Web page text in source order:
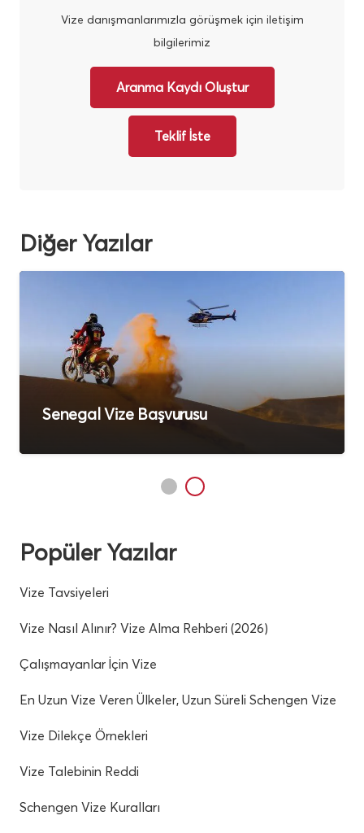
Vize danışmanlarımızla görüşmek için iletişim
bilgilerimiz
Aranma Kaydı Oluştur
Teklif İste
Diğer Yazılar
Senegal Vizesi Alan Firmalar: Şartlar &
Ücretler
Popüler Yazılar
Vize Tavsiyeleri
Vize Nasıl Alınır? Vize Alma Rehberi (2026)
Çalışmayanlar İçin Vize
En Uzun Vize Veren Ülkeler, Uzun Süreli Schengen Vize
Vize Dilekçe Örnekleri
Vize Talebinin Reddi
Schengen Vize Kuralları